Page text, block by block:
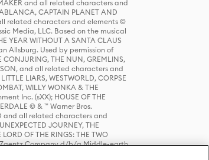
and all related characters and
CAPTAIN PLANET AND
all related characters and elements ©
Media, LLC. Based on the musical
YEAR WITHOUT A SANTA CLAUS
Allsburg. Used by permission of
CONJURING, THE NUN, GREMLINS,
and all related characters and
LIARS, WESTWORLD, CORPSE
WILLY WONKA & THE
Inc. (sXX); HOUSE OF THE
© & ™ Warner Bros.
and all related characters and
JOURNEY, THE
OF THE RINGS: THE TWO
Zaentz Company d/b/a Middle-earth